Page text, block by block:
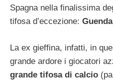
Spagna nella finalissima
tifosa d’eccezione:
La ex gieffina, infatti, in
grande ardore i giocatori
grande tifosa di calcio